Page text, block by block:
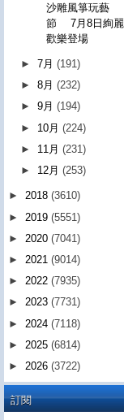
沙雕風箏玩藝
節 7月8日絢麗
歡樂登場
►7月(191)
►8月(232)
►9月(194)
► 10月(224)
► 11月(231)
► 12月(253)
► 2018 (3610)
► 2019 (5551)
► 2020 (7041)
► 2021 (9014)
► 2022 (7935)
► 2023 (7731)
► 2024 (7118)
► 2025 (6814)
► 2026 (3722)
訂閱